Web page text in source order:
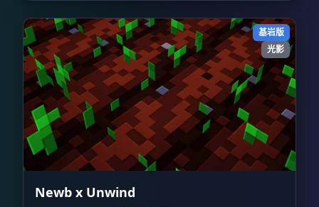
提示：请勿解压该压缩文件，直接放入即可）。第五
步：返回游戏窗口，在光影包列表中选中
“Complementary”即可启用。（如果列表中未显示，请
尝试刷新菜单）。
基岩版
光影
Newb x Unwind